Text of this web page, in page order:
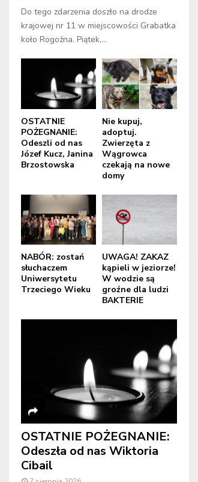
Do tego zdarzenia doszło na drodze
krajowej nr 11 w miejscowości Grabatka
koło Rogoźna. Piątek,...
OSTATNIE
POŻEGNANIE:
Odeszli od nas
Józef Kucz, Janina
Brzostowska
Nie kupuj,
adoptuj.
Zwierzęta z
Wągrowca
czekają na nowe
domy
NABÓR: zostań
słuchaczem
Uniwersytetu
Trzeciego Wieku
UWAGA! ZAKAZ
kąpieli w jeziorze!
W wodzie są
groźne dla ludzi
BAKTERIE
OSTATNIE POŻEGNANIE:
Odeszła od nas Wiktoria
Cibail